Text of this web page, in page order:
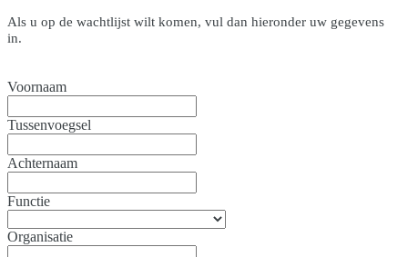
Als u op de wachtlijst wilt komen, vul dan hieronder uw gegevens
in.
Voornaam
Tussenvoegsel
Achternaam
Functie
Organisatie